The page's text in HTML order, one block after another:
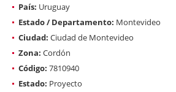
País: Uruguay
Estado / Departamento: Montevideo
Ciudad: Ciudad de Montevideo
Zona: Cordón
Código: 7810940
Estado: Proyecto